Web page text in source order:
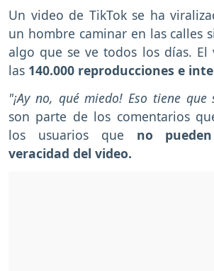
Un video de TikTok se ha
un hombre caminar en las calles
algo que se ve todos los días. El
las 140.000 reproducciones e
"¡Ay no, qué miedo! Eso tiene
son parte de los comentarios
los usuarios que no
veracidad del video.